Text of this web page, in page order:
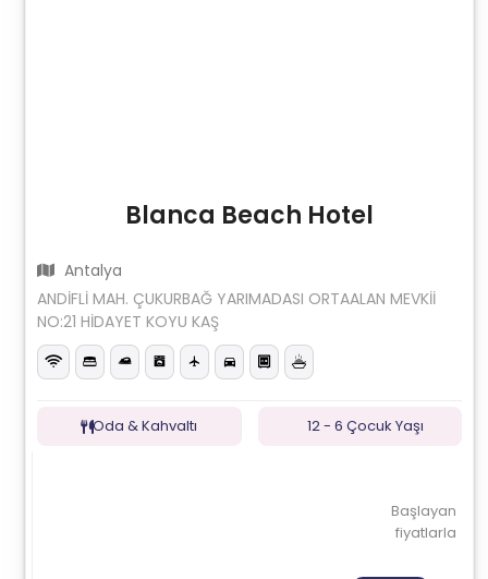
Blanca Beach Hotel
Antalya
ANDİFLİ MAH. ÇUKURBAĞ YARIMADASI ORTAALAN MEVKİİ
NO:21 HİDAYET KOYU KAŞ
Oda & Kahvaltı 12 - 6 Çocuk Yaşı
Başlayan
fiyatlarla